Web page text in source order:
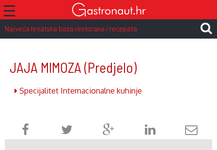
☰
Najveća hrvatska baza restorana i recepata
JAJA MIMOZA (Predjelo)
Specijalitet Internacionalne kuhinje